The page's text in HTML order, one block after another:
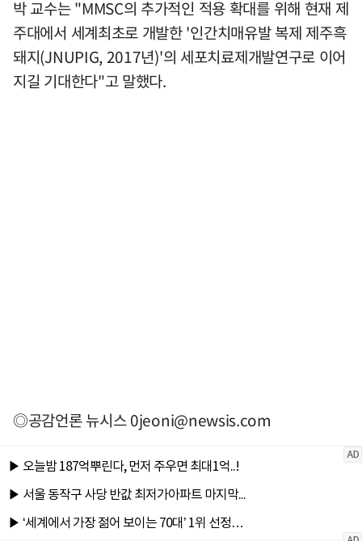
박 교수는 "MMSC의 추가적인 적용 확대를 위해 현재 제
주대에서 세계최초로 개발한 '인간치매유발 복제 제주흑
돼지(JNUPIG, 2017년)'의 세포치료제개발연구로 이어
지길 기대한다"고 말했다.
◎공감언론 뉴시스0jeoni@newsis.com